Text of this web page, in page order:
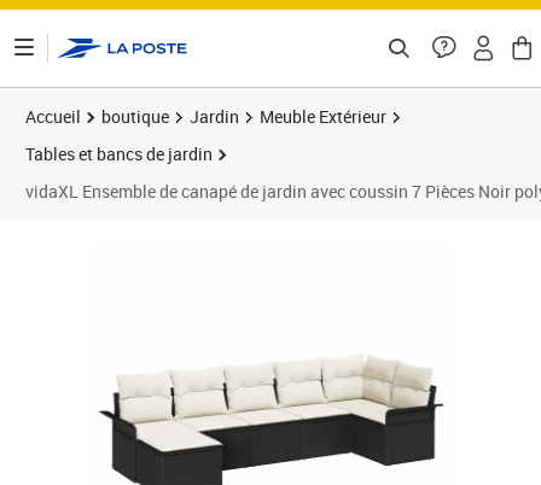
Accueil boutique Jardin
Meuble Extérieur
Tables et bancs de jardin
vidaXL Ensemble de canapé de jardin avec coussin 7 Pièces Noir